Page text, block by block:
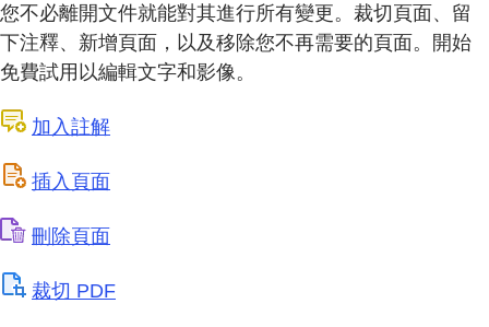
您不必離開文件就能對其進行所有變更。裁切頁面、留
下注釋、新增頁面，以及移除您不再需要的頁面。開始
免費試用以編輯文字和影像。
加入註解
插入頁面
刪除頁面
裁切 PDF